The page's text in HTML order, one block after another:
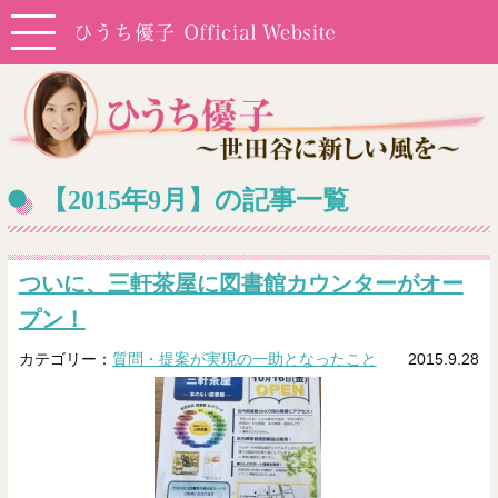
【2015年9月】の記事一覧
ついに、三軒茶屋に図書館カウンターがオー
プン！
カテゴリー： 質問・提案が実現の一助となったこと 2015.9.28